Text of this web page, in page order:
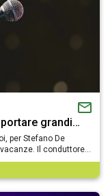
grandi…
per Stefano De
Il conduttore…